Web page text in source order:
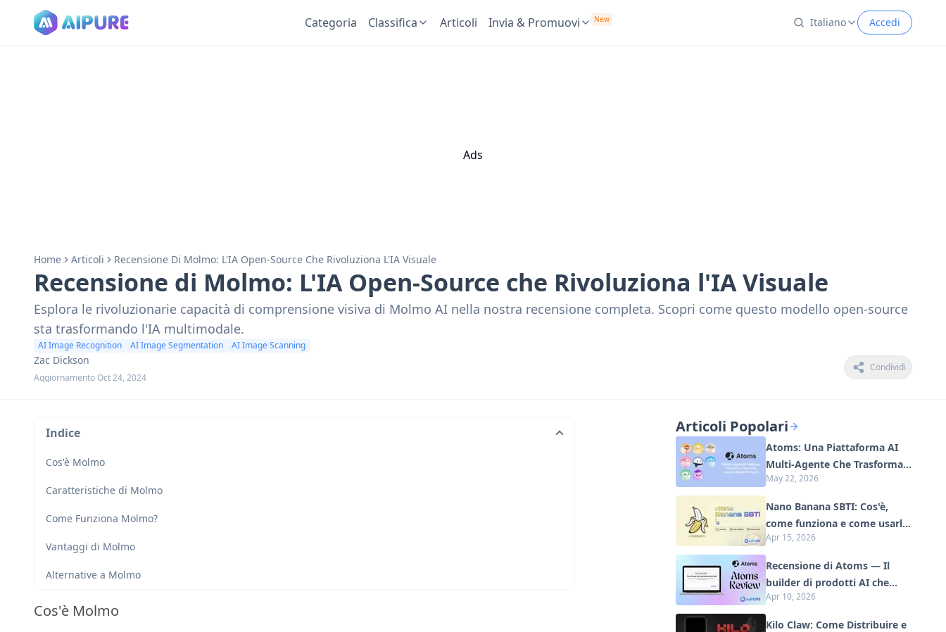
Categoria Classifica Articoli Invia & Promuovi New Italiano Accedi
Ads
Home Articoli Recensione Di Molmo: L'IA Open-Source Che Rivoluziona L'IA Visuale
Recensione di Molmo: L'IA Open-Source che Rivoluziona l'IA Visuale
Esplora le rivoluzionarie capacità di comprensione visiva di Molmo AI nella nostra recensione completa. Scopri come questo modello open-source
sta trasformando l'IA multimodale.
AI Image Recognition AI Image Segmentation AI Image Scanning
Zac Dickson
Aggiornamento Oct 24, 2024
Condividi
Indice
Cos'è Molmo
Caratteristiche di Molmo
Come Funziona Molmo?
Vantaggi di Molmo
Alternative a Molmo
Cos'è Molmo
Articoli Popolari
Atoms: Una Piattaforma AI
Multi-Agente Che Trasforma
le Idee in Prodotti Pronti al
May 22, 2026
Nano Banana SBTI: Cos'è,
come funziona e come usarlo
nel 2026
Apr 15, 2026
Recensione di Atoms — Il
builder di prodotti AI che
ridefinisce la creazione
Apr 10, 2026
Kilo Claw: Come Distribuire e